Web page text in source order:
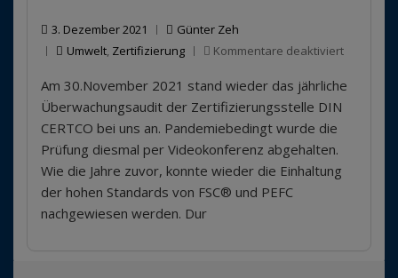
3. Dezember 2021
Günter Zeh
Umwelt, Zertifizierung Kommentare deaktiviertfür
/PEFC-
Am 30.November 2021 stand wieder das jährliche
Überwachungsaudit der Zertifizierungsstelle DIN
CERTCO bei uns an. Pandemiebedingt wurde die
Prüfung diesmal per Videokonferenz abgehalten.
Wie die Jahre zuvor, konnte wieder die Einhaltung
der hohen Standards von FSC® und PEFC
nachgewiesen werden. Dur